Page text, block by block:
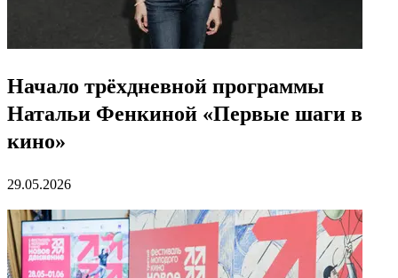
Начало трёхдневной программы
Натальи Фенкиной «Первые шаги в
кино»
29.05.2026